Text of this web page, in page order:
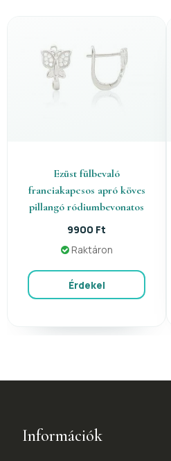
Ezüst fülbevaló
franciakapcsos apró köves
pillangó ródiumbevonatos
9900 Ft
Raktáron
Érdekel
Információk